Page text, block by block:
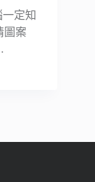
定知
圖案